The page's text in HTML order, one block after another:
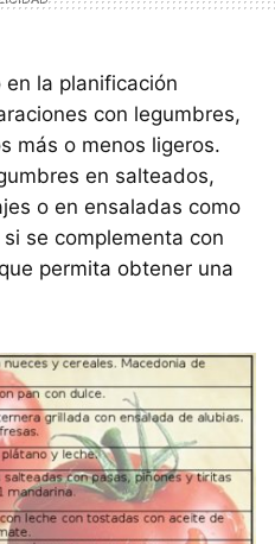
la planificación
con legumbres,
más o menos ligeros.
en salteados,
o en ensaladas como
se complementa con
permita obtener una